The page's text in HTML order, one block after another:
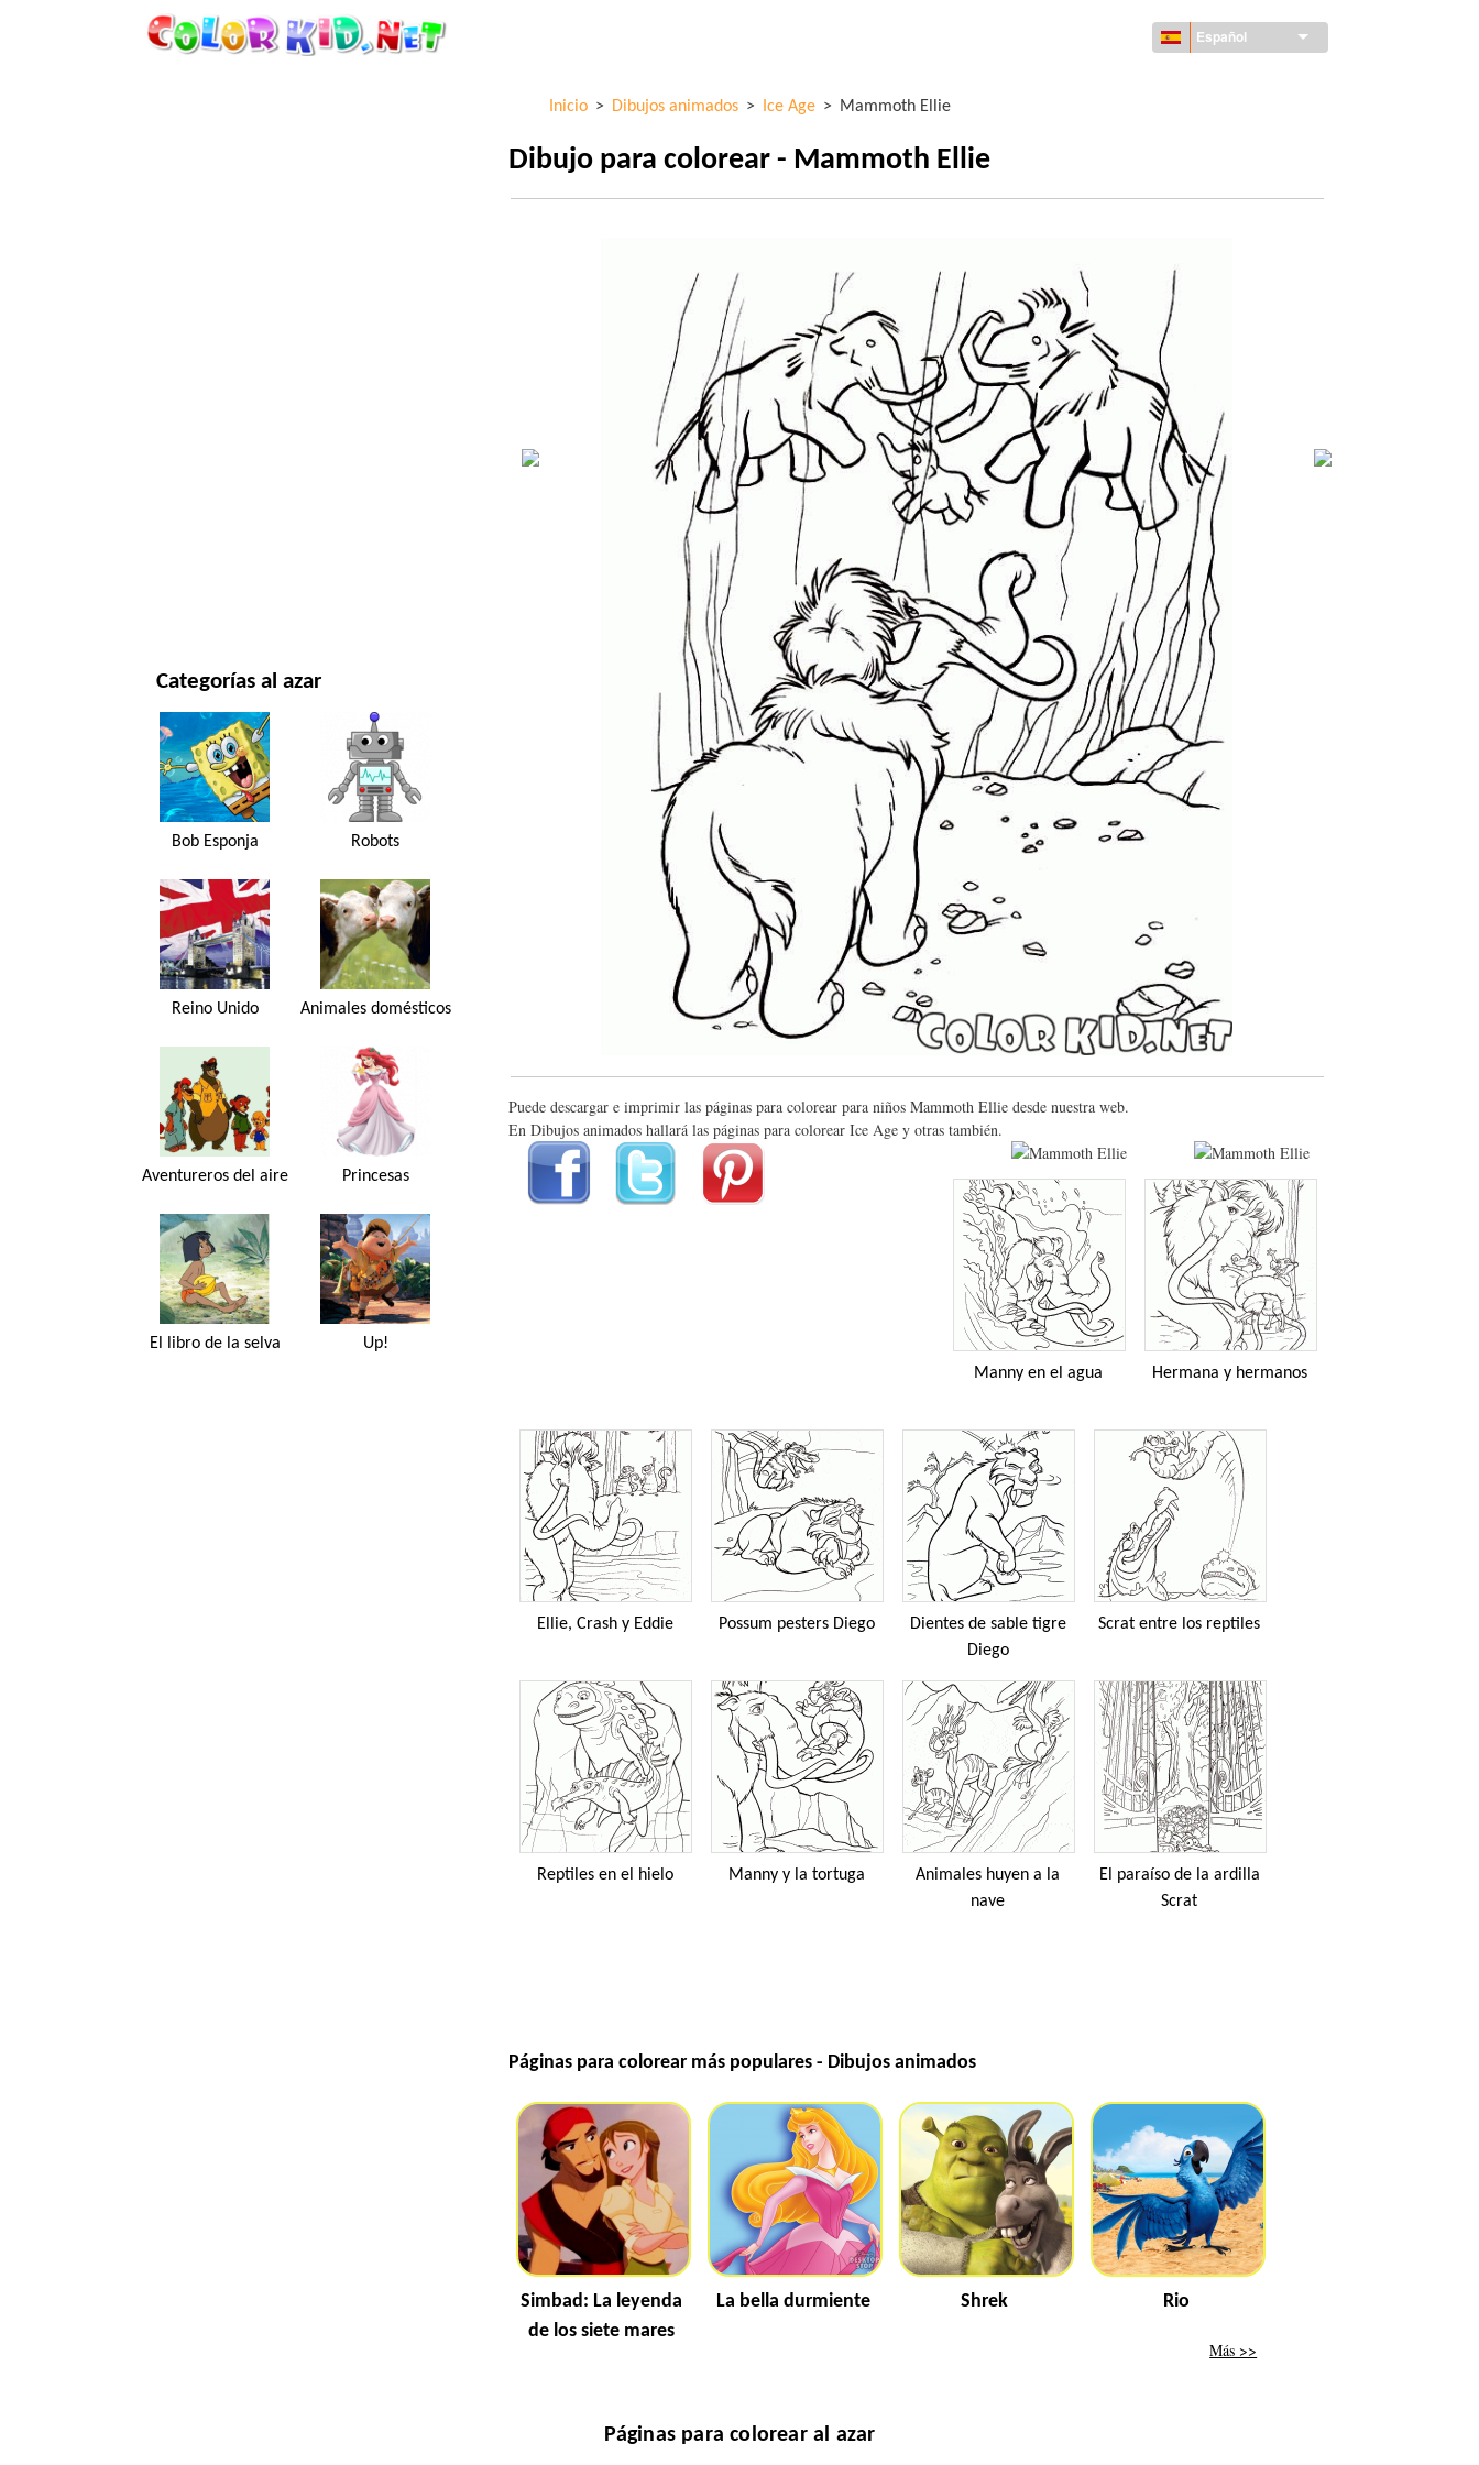
Español
Categorías al azar
Bob Esponja Robots
Reino Unido Animales domésticos
Aventureros del aire Princesas
El libro de la selva Up!
Inicio > Dibujos animados > Ice Age > Mammoth Ellie
Dibujo para colorear - Mammoth Ellie
Puede descargar e imprimir las páginas para colorear para niños Mammoth Ellie desde nuestra web.
En Dibujos animados hallará las páginas para colorear Ice Age y otras también.
Manny en el agua Hermana y hermanos
Ellie, Crash y Eddie Possum pesters Diego
Dientes de sable tigre
Diego
Scrat entre los reptiles
Reptiles en el hielo Manny y la tortuga
Animales huyen a la
nave
El paraíso de la ardilla
Scrat
Páginas para colorear más populares - Dibujos animados
Simbad: La leyenda
de los siete mares
La bella durmiente Shrek Rio
Más >>
Páginas para colorear al azar